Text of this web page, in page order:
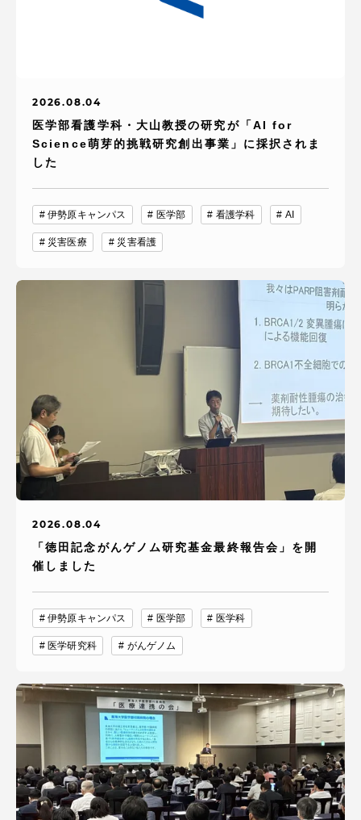
2026.08.04
医学部看護学科・大山教授の研究が「AI for
Science萌芽的挑戦研究創出事業」に採択されま
した
伊勢原キャンパス 医学部 看護学科 AI
災害医療 災害看護
2026.08.04
「徳田記念がんゲノム研究基金最終報告会」を開
催しました
伊勢原キャンパス 医学部 医学科
医学研究科 がんゲノム